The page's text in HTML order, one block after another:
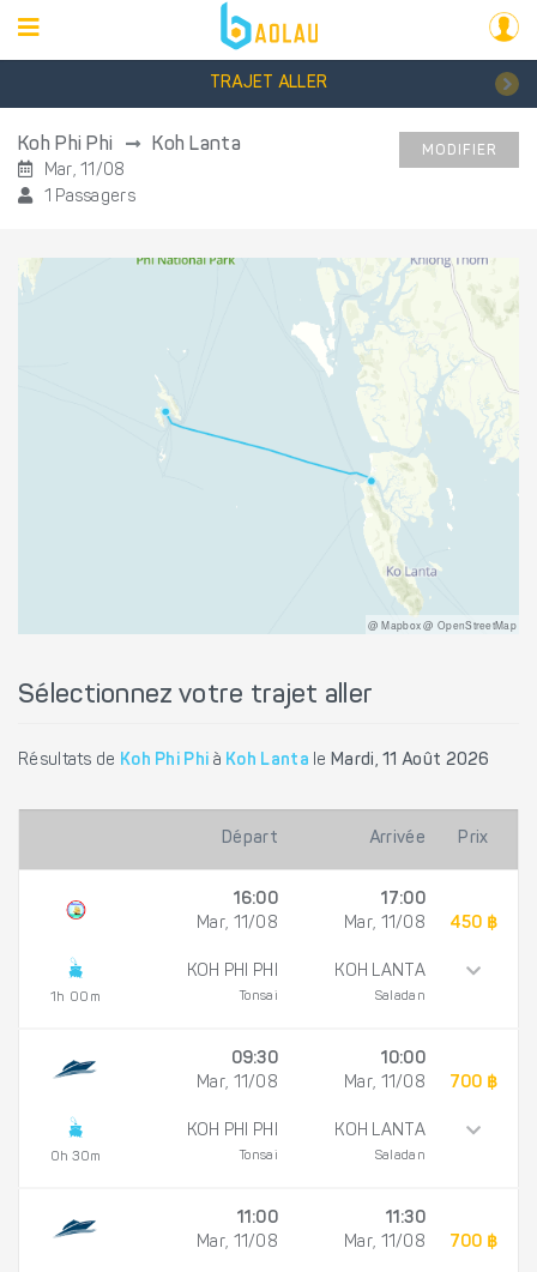
TRAJET ALLER
Koh Phi Phi Koh Lanta
Mar, 11/08
1 Passagers
MODIFIER
@ Mapbox @ OpenStreetMap
Sélectionnez votre trajet aller
Résultats de Koh Phi Phi à Koh Lanta le Mardi, 11 Août 2026
Départ Arrivée Prix
1h 00m
16:00
Mar, 11/08
KOH PHI PHI
Tonsai
17:00
Mar, 11/08
KOH LANTA
Saladan
450 ฿
0h 30m
09:30
Mar, 11/08
KOH PHI PHI
Tonsai
10:00
Mar, 11/08
KOH LANTA
Saladan
700 ฿
11:00
Mar, 11/08
11:30
Mar, 11/08
700 ฿